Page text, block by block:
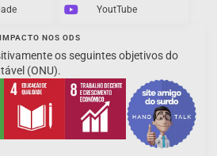
YoutTube
IMPACTO NOS ODS
os seguintes objetivos do
(ONU).